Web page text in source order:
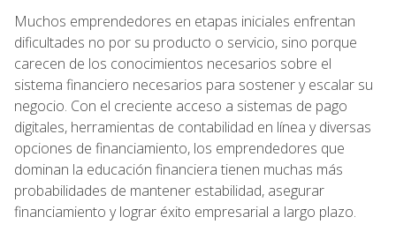
Muchos emprendedores en etapas iniciales enfrentan
dificultades no por su producto o servicio, sino porque
carecen de los conocimientos necesarios sobre el
sistema financiero necesarios para sostener y escalar su
negocio. Con el creciente acceso a sistemas de pago
digitales, herramientas de contabilidad en línea y diversas
opciones de financiamiento, los emprendedores que
dominan la educación financiera tienen muchas más
probabilidades de mantener estabilidad, asegurar
financiamiento y lograr éxito empresarial a largo plazo.